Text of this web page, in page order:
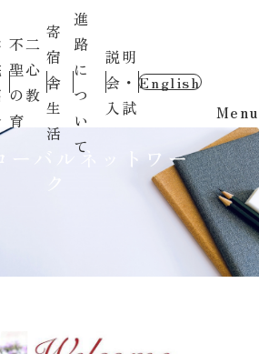
不二
聖心
の教
育
寄
宿
舎
生
活
進
路
に
つ
い
て
説明
会・
入試
English
Menu
ーバルネットワー